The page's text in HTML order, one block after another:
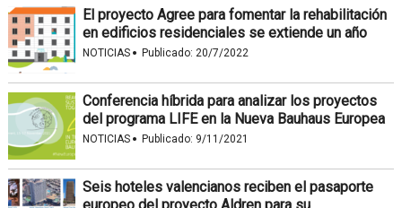
El proyecto Agree para fomentar la rehabilitación
en edificios residenciales se extiende un año
NOTICIAS · Publicado: 20/7/2022
Conferencia híbrida para analizar los proyectos
del programa LIFE en la Nueva Bauhaus Europea
NOTICIAS · Publicado: 9/11/2021
Seis hoteles valencianos reciben el pasaporte